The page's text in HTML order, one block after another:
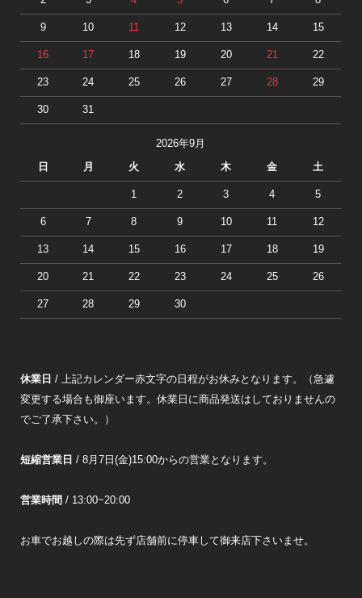
9 10 11 12 13 14 15
16 17 18 19 20 21 22
23 24 25 26 27 28 29
30 31
2026年9月
日 月 火 水 木 金 土
1 2 3 4 5
6 7 8 9 10 11 12
13 14 15 16 17 18 19
20 21 22 23 24 25 26
27 28 29 30
休業日 / 上記カレンダー赤文字の日程がお休みとなります。（急遽
変更する場合も御座います。休業日に商品発送はしておりませんの
でご了承下さい。）
短縮営業日 / 8月7日(金)15:00からの営業となります。
営業時間 / 13:00~20:00
お車でお越しの際は先ず店舗前に停車して御来店下さいませ。